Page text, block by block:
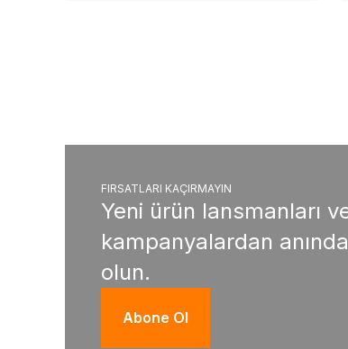
FIRSATLARI KAÇIRMAYIN
Yeni ürün lansmanları
kampanyalardan
olun.
Abone Ol